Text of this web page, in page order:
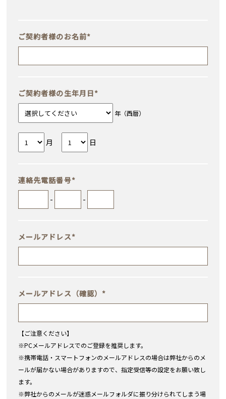
ご契約者様のお名前*
ご契約者様の生年月日*
年（西暦）
月 日
連絡先電話番号*
-
-
メールアドレス*
メールアドレス（確認） *
【ご注意ください】
※PCメールアドレスでのご登録を推奨します。
※携帯電話・スマートフォンのメールアドレスの場合は弊社からのメ
ールが届かない場合がありますので、指定受信等の設定をお願い致し
ます。
※弊社からのメールが迷惑メールフォルダに振り分けられてしまう場